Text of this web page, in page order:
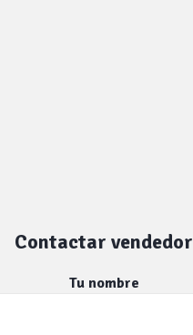
Contactar vendedor
Tu nombre